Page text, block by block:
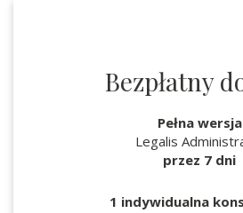
Bezpłatny
Pełna wersja
Legalis
przez 7 dni
1 indywidualna